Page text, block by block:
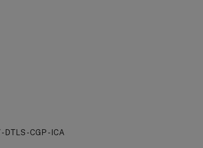
DTLS - CGP - ICA